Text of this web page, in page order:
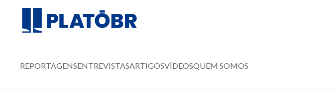
REPORTAGENSENTREVISTASARTIGOSVÍDEOSQUEM SOMOS